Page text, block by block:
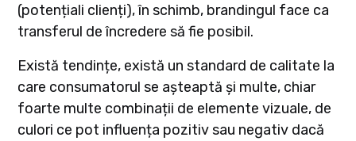
(potențiali clienți), în schimb, brandingul face ca
transferul de încredere să fie posibil.
Există tendințe, există un standard de calitate la
care consumatorul se așteaptă și multe, chiar
foarte multe combinații de elemente vizuale, de
culori ce pot influența pozitiv sau negativ dacă